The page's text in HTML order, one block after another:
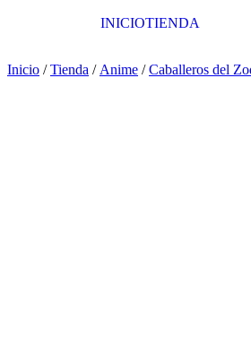
INICIOTIENDA
Inicio /Tienda / Anime /Caballeros del